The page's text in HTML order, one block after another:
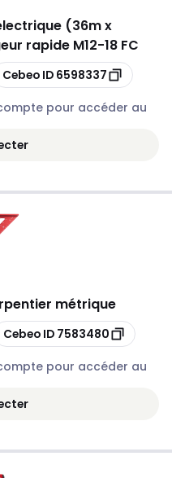
(36m x
rapide M12-18 FC
Cebeo ID 6598337
pour accéder au
métrique
Cebeo ID 7583480
pour accéder au